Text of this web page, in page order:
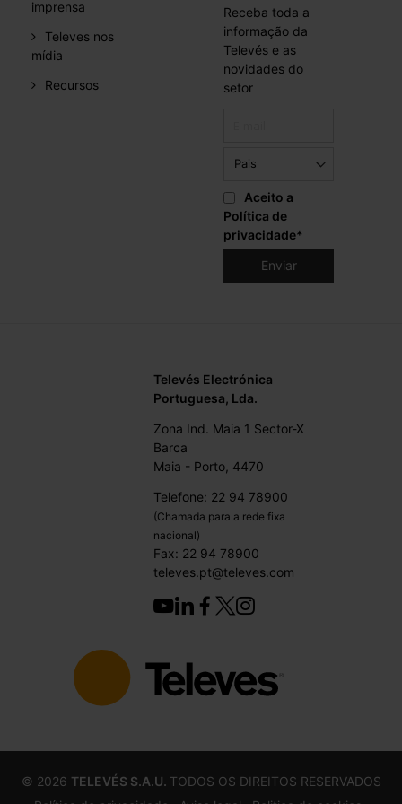
imprensa
Televes nos
mídia
Recursos
Receba toda a
informação da
Televés e as
novidades do
setor
Aceito a
Política de
privacidade*
Televés Electrónica
Portuguesa, Lda.
Zona Ind. Maia 1 Sector-X
Barca
Maia - Porto, 4470
Telefone: 22 94 78900
(Chamada para a rede fixa
nacional)
Fax: 22 94 78900
televes.pt@televes.com
© 2026 TELEVÉS S.A.U. TODOS OS DIREITOS RESERVADOS